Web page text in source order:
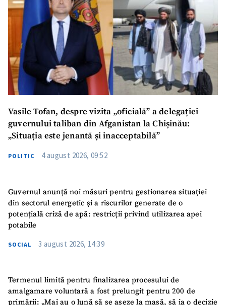
Vasile Tofan, despre vizita „oficială” a delegației
guvernului taliban din Afganistan la Chișinău:
„Situația este jenantă și inacceptabilă”
POLITIC 4 august 2026, 09:52
Guvernul anunță noi măsuri pentru gestionarea situației
din sectorul energetic și a riscurilor generate de o
potențială criză de apă: restricții privind utilizarea apei
potabile
SOCIAL 3 august 2026, 14:39
Termenul limită pentru finalizarea procesului de
amalgamare voluntară a fost prelungit pentru 200 de
primării: „Mai au o lună să se așeze la masă, să ia o decizie